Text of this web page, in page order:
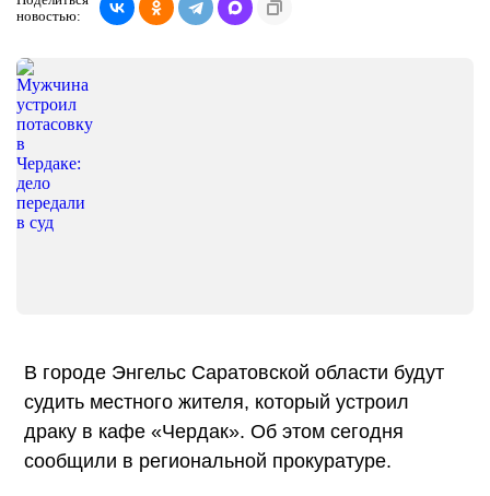
новостью:
В городе Энгельс Саратовской области будут
судить местного жителя, который устроил
драку в кафе «Чердак». Об этом сегодня
сообщили в региональной прокуратуре.